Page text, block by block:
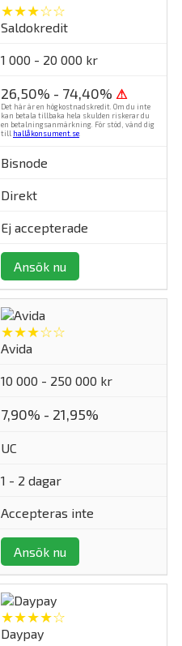
★★★☆☆
Saldokredit
1 000 - 20 000 kr
26,50% - 74,40% ⚠
Det här är en högkostnadskredit. Om du inte
kan betala tillbaka hela skulden riskerar du
en betalningsanmärkning. För stöd, vänd dig
till hallåkonsument.se
Bisnode
Direkt
Ej accepterade
Ansök nu
★★★☆☆
Avida
10 000 - 250 000 kr
7,90% - 21,95%
UC
1 - 2 dagar
Accepteras inte
Ansök nu
★★★★☆
Daypay